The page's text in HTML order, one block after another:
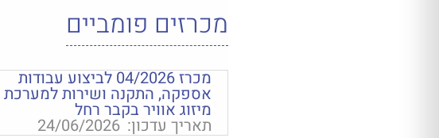
מכרזים פומביים
מכרז 04/2026 לביצוע עבודות
אספקה, התקנה ושירות למערכת
מיזוג אוויר בקבר רחל
תאריך עדכון:24/06/2026